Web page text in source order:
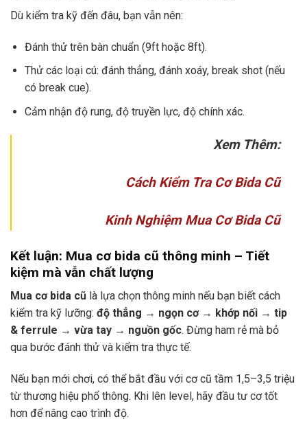
Dù kiểm tra kỹ đến đâu, bạn vẫn nên:
Đánh thử trên bàn chuẩn (9ft hoặc 8ft).
Thử các loại cú: đánh thẳng, đánh xoáy, break shot (nếu
có break cue).
Cảm nhận độ rung, độ truyền lực, độ chính xác.
Xem Thêm:
Cách Kiểm Tra Cơ Bida Cũ
Kinh Nghiệm Mua Cơ Bida Cũ
Kết luận: Mua cơ bida cũ thông minh – Tiết
kiệm mà vẫn chất lượng
Mua cơ bida cũ là lựa chọn thông minh nếu bạn biết cách
kiểm tra kỹ lưỡng: độ thẳng → ngọn cơ → khớp nối → tip
& ferrule → vừa tay → nguồn gốc. Đừng ham rẻ mà bỏ
qua bước đánh thử và kiểm tra thực tế.
Nếu bạn mới chơi, có thể bắt đầu với cơ cũ tầm 1,5–3,5 triệu
từ thương hiệu phổ thông. Khi lên level, hãy đầu tư cơ tốt
hơn để nâng cao trình độ.